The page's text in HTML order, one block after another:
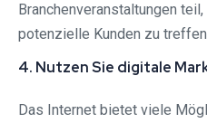
Branchenveranstaltungen
potenzielle Kunden zu
4. Nutzen Sie digitale
Das Internet bietet viele